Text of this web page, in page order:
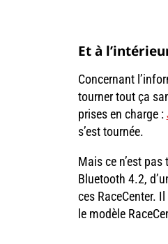
Et à
Concernant
tourner tout ça
prises en charge :
s’est tournée.
Mais ce n’est
Bluetooth 4.2,
ces RaceCenter.
le modèle